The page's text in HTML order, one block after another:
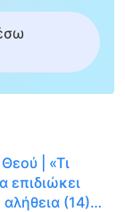
| «Τι
επιδιώκει
αλήθεια (14)»